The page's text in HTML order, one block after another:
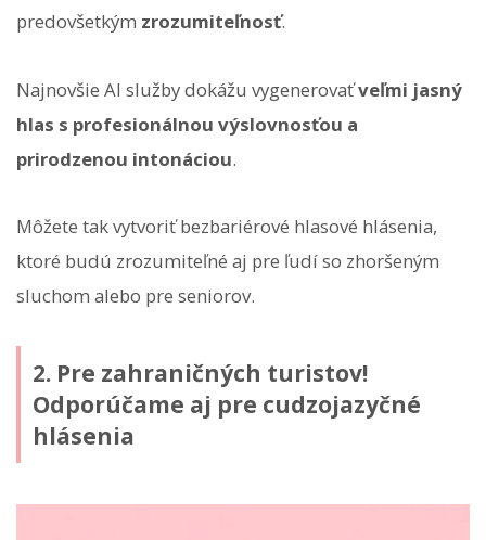
predovšetkým zrozumiteľnosť.
Najnovšie AI služby dokážu vygenerovaťveľmi jasný
hlas s profesionálnou výslovnosťou a
prirodzenou intonáciou.
Môžete tak vytvoriť bezbariérové hlasové hlásenia,
ktoré budú zrozumiteľné aj pre ľudí so zhoršeným
sluchom alebo pre seniorov.
2. Pre zahraničných turistov!
Odporúčame aj pre cudzojazyčné
hlásenia